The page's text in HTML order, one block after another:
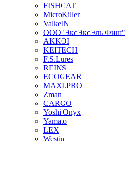
FISHCAT
MicroKiller
ValkeIN
ООО"ЭксЭксЭль Фиш"
AKKOI
KEITECH
F.S.Lures
REINS
ECOGEAR
MAXI.PRO
Zman
CARGO
Yoshi Onyx
Yamato
LEX
Westin